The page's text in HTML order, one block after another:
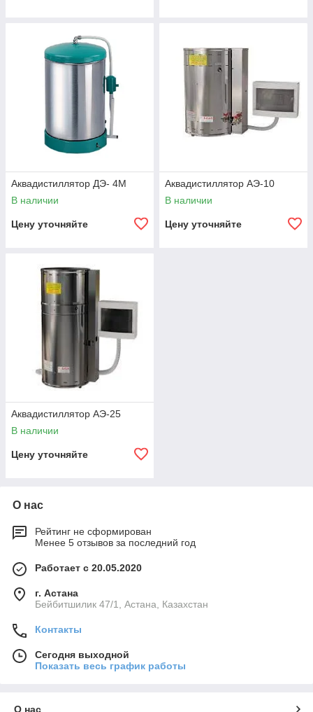
Аквадистиллятор ДЭ- 4М
В наличии
Цену уточняйте
Аквадистиллятор АЭ-10
В наличии
Цену уточняйте
Аквадистиллятор АЭ-25
В наличии
Цену уточняйте
О нас
Рейтинг не сформирован
Менее 5 отзывов за последний год
Работает с 20.05.2020
г. Астана
Бейбитшилик 47/1, Астана, Казахстан
Контакты
Сегодня выходной
Показать весь график работы
О нас